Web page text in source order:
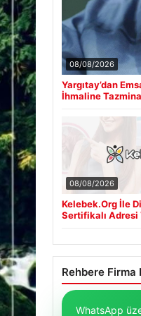
08/08/2026
Yargıtay’dan
İhmaline
08/08/2026
Kelebek.Org İle
Sertifikalı Adresi
Rehbere Firma
WhatsApp